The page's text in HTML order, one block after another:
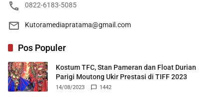
0822-6183-5085
Kutoramediapratama@gmail.com
Pos Populer
Kostum TFC, Stan Pameran dan Float Durian
Parigi Moutong Ukir Prestasi di TIFF 2023
14/08/2023 1442